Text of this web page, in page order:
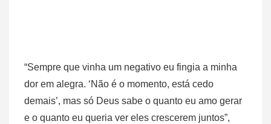
“Sempre que vinha um negativo eu fingia a minha
dor em alegra. ‘Não é o momento, está cedo
demais’, mas só Deus sabe o quanto eu amo gerar
e o quanto eu queria ver eles crescerem juntos”,